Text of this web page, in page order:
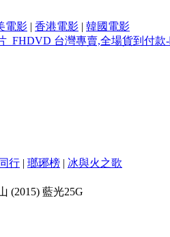
電影 | 香港電影 | 韓國電影
行 | 瑯琊榜 | 冰與火之歌
(2015) 藍光25G